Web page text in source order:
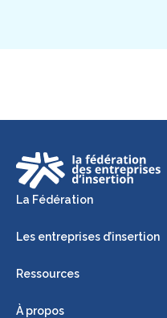
La Fédération
Les entreprises d’insertion
Ressources
À propos